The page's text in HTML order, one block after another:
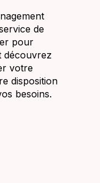
de
pour
découvrez
votre
disposition
besoins.